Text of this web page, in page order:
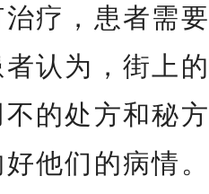
疗，患者需
认为，街上
的处方和秘
他们的病情。